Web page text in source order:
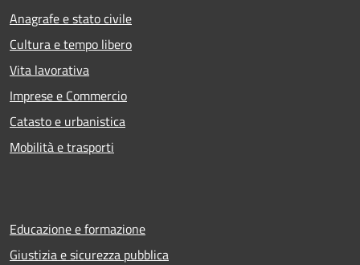
Anagrafe e stato civile
Cultura e tempo libero
Vita lavorativa
Imprese e Commercio
Catasto e urbanistica
Mobilità e trasporti
Educazione e formazione
Giustizia e sicurezza pubblica